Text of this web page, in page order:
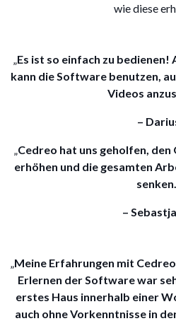
wie diese
Es ist so einfach zu
kann die Software benutzen,
Videos
–
Cedreo hat uns geholfen,
erhöhen und die gesamten
senken.
–
Meine Erfahrungen mit
Erlernen der Software war
erstes Haus innerhalb einer
auch ohne Vorkenntnisse in